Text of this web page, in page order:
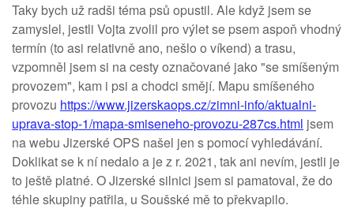
Taky bych už radši téma psů opustil. Ale když jsem se
zamyslel, jestli Vojta zvolil pro výlet se psem aspoň vhodný
termín (to asi relativně ano, nešlo o víkend) a trasu,
vzpomněl jsem si na cesty označované jako "se smíšeným
provozem", kam i psi a chodci smějí. Mapu smíšeného
provozu https://www.jizerskaops.cz/zimni-info/aktualni-
uprava-stop-1/mapa-smiseneho-provozu-287cs.html jsem
na webu Jizerské OPS našel jen s pomocí vyhledávání.
Doklikat se k ní nedalo a je z r. 2021, tak ani nevím, jestli je
to ještě platné. O Jizerské silnici jsem si pamatoval, že do
téhle skupiny patřila, u Soušské mě to překvapilo.